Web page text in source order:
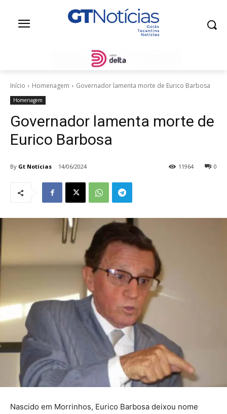
Início Homenagem Governador lamenta morte de Eurico Barbosa
Homenagem
Governador lamenta morte de
Eurico Barbosa
By Gt Notícias 14/06/2024 0
11964
Nascido em Morrinhos, Eurico Barbosa deixou nome